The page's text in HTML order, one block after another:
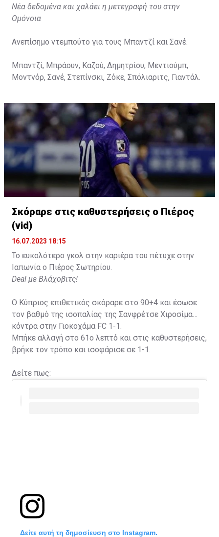
Νέα δεδομένα και χαλάει η μετεγραφή του στην
Ομόνοια
Ανεπίσημο ντεμπούτο για τους Μπαντζί και Σανέ.
Μπαντζί, Μπράουν, Καζού, Δημητρίου, Μεντιούμπ,
Μοντνόρ, Σανέ, Στεπίνσκι, Ζόκε, Σπόλιαριτς, Γιαντάλ.
Σκόραρε στις καθυστερήσεις ο Πιέρος
(vid)
16.07.2023 18:15
Το ευκολότερο γκολ στην καριέρα του πέτυχε στην
Ιαπωνία ο Πιέρος Σωτηρίου.
Deal με Βλάχοβιτς!
Ο Κύπριος επιθετικός σκόραρε στο 90+4 και έσωσε
τον βαθμό της ισοπαλίας της Σανφρέτσε Χιροσίμα
κόντρα στην Γιοκοχάμα FC 1-1.
Μπήκε αλλαγή στο 61ο λεπτό και στις καθυστερήσεις,
βρήκε τον τρόπο και ισοφάρισε σε 1-1.
Δείτε πως:
Δείτε αυτή τη δημοσίευση στο Instagram.